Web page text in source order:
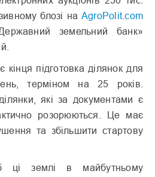
блозі на AgroPolit.com
земельний банк»
кінця підготовка ділянок для
терміном на 25 років.
які за документами є
розорюються. Це має
та збільшити стартову
ці землі в майбутньому